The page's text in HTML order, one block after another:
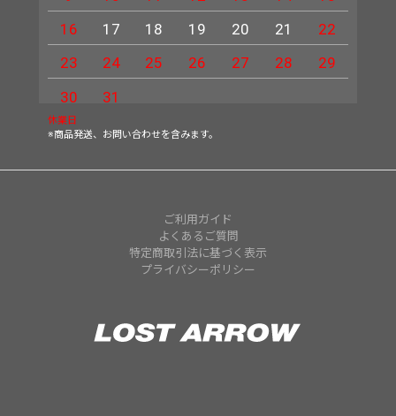
16
17 18 19 20 21
22
23
24 25 26 27 28
29
30
31
休業日
※商品発送、お問い合わせを含みます。
ご利用ガイド
よくあるご質問
特定商取引法に基づく表示
プライバシーポリシー